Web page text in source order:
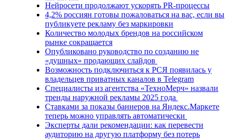
Нейросети продолжают ускорять PR-процессы
4,2% россиян готовы пожаловаться на вас, если вы
публикуете рекламу без маркировки
Количество молодых брендов на российском
рынке сокращается
Опубликовано руководство по созданию не
«душных» продающих слайдов
Возможность подключиться к РСЯ появилась у
владельцев приватных каналов в Telegram
Специалисты из агентства «ТехноМерч» назвали
тренды наружной рекламы 2025 года
Ставками за показы баннеров на Яндекс.Маркете
теперь можно управлять автоматически
Эксперты дали рекомендации: как перевести
аудиторию на другую платформу без потерь